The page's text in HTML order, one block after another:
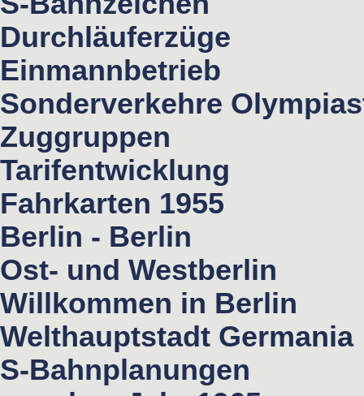
Durchläuferzüge
Einmannbetrieb
Sonderverkehre
Zuggruppen
Tarifentwicklung
Fahrkarten 1955
Berlin - Berlin
Ost- und Westberlin
Willkommen in Berlin
Welthauptstadt Germania
S-Bahnplanungen